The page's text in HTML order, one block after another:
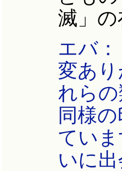
滅」
エバ
変あ
れら
同様
てい
いに出